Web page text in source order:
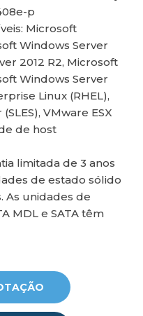
p
Microsoft
Windows Server
2012 R2, Microsoft
Windows Server
Linux (RHEL),
VMware ESX
de host
limitada de 3 anos
de estado sólido
As unidades de
MDL e SATA têm